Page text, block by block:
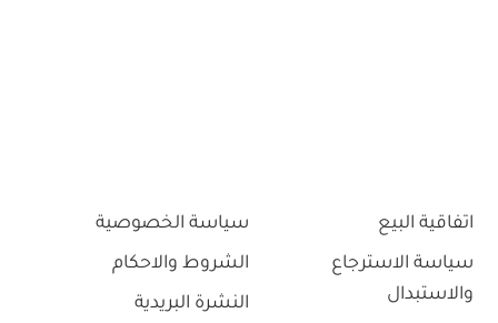
اتفاقية البيع
سياسة الاسترجاع
والاستبدال
سياسة الخصوصية
الشروط والاحكام
النشرة البريدية